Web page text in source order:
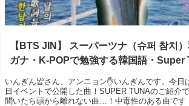
【BTS JIN】 スーパーツナ（슈퍼 참치
ガナ・K-POPで勉強する韓国語・Super
いんぎん皆さん、アンニョン✋いんぎんです。今日
日イベントで公開した曲！SUPER TUNAのご紹介
聞いたら頭から離れない曲…！中毒性のある曲です